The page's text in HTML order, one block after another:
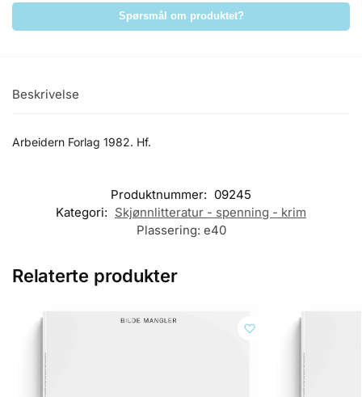
Spørsmål om produktet?
Beskrivelse
Arbeidern Forlag 1982. Hf.
Produktnummer: 09245
Kategori: Skjønnlitteratur - spenning - krim
Plassering: e40
Relaterte produkter